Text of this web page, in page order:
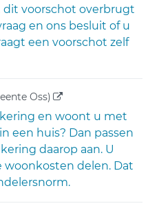
voorschot overbrugt
en ons besluit of u
een voorschot zelf
Oss) (externe link)
en woont u met
een huis? Dan passen
daarop aan. U
delen. Dat